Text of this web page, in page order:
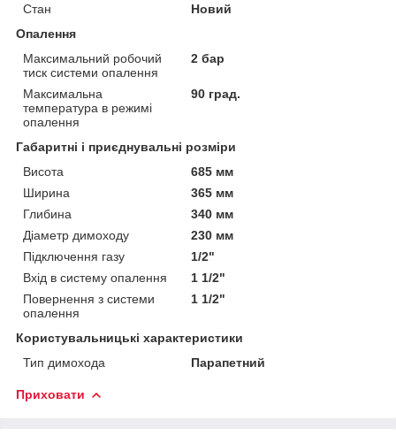
Стан
Новий
Опалення
Максимальний робочий
тиск системи опалення
2 бар
Максимальна
температура в режимі
опалення
90 град.
Габаритні і приєднувальні розміри
Висота
685 мм
Ширина
365 мм
Глибина
340 мм
Діаметр димоходу
230 мм
Підключення газу
1/2"
Вхід в систему опалення
1 1/2"
Повернення з системи
опалення
1 1/2"
Користувальницькі характеристики
Тип димохода
Парапетний
Приховати